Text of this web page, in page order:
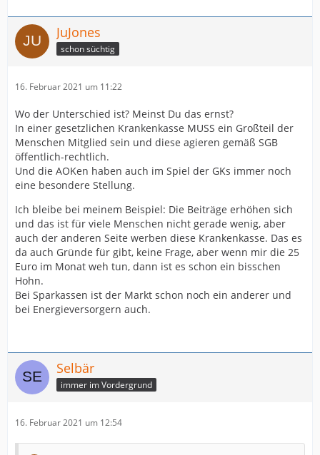
JuJones
schon süchtig
16. Februar 2021 um 11:22
Wo der Unterschied ist? Meinst Du das ernst?
In einer gesetzlichen Krankenkasse MUSS ein Großteil der
Menschen Mitglied sein und diese agieren gemäß SGB
öffentlich-rechtlich.
Und die AOKen haben auch im Spiel der GKs immer noch
eine besondere Stellung.
Ich bleibe bei meinem Beispiel: Die Beiträge erhöhen sich
und das ist für viele Menschen nicht gerade wenig, aber
auch der anderen Seite werben diese Krankenkasse. Das es
da auch Gründe für gibt, keine Frage, aber wenn mir die 25
Euro im Monat weh tun, dann ist es schon ein bisschen
Hohn.
Bei Sparkassen ist der Markt schon noch ein anderer und
bei Energieversorgern auch.
Selbär
immer im Vordergrund
16. Februar 2021 um 12:54